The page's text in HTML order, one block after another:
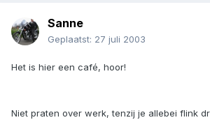
Sanne
Geplaatst: 27 juli 2003
Het is hier een café, hoor!
Niet praten over werk, tenzij je allebei flink